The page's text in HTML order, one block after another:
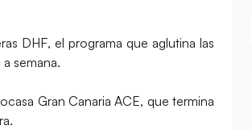
DHF, el programa que aglutina las
semana.
Gran Canaria ACE, que termina
.